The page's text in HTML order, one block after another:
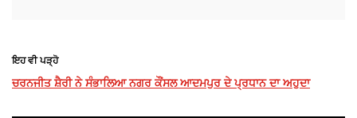
ਇਹ ਵੀ ਪੜ੍ਹੋ
ਚਰਨਜੀਤ ਸ਼ੈਰੀ ਨੇ ਸੰਭਾਲਿਆ ਨਗਰ ਕੌਂਸਲ ਆਦਮਪੁਰ ਦੇ ਪ੍ਰਧਾਨ ਦਾ ਅਹੁਦਾ